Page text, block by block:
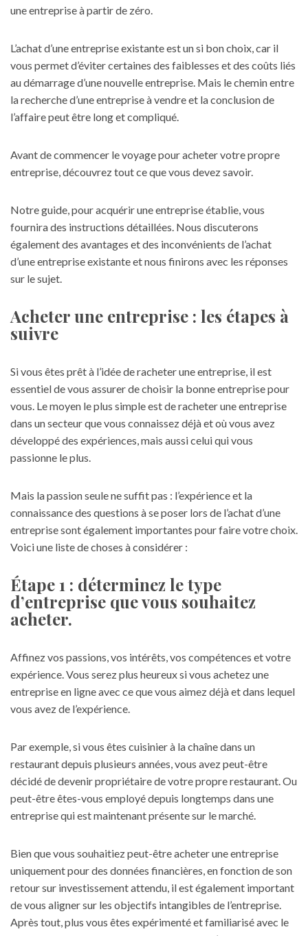
une entreprise à partir de zéro.
L’achat d’une entreprise existante est un si bon choix, car il
vous permet d’éviter certaines des faiblesses et des coûts liés
au démarrage d’une nouvelle entreprise. Mais le chemin entre
la recherche d’une entreprise à vendre et la conclusion de
l’affaire peut être long et compliqué.
Avant de commencer le voyage pour acheter votre propre
entreprise, découvrez tout ce que vous devez savoir.
Notre guide, pour acquérir une entreprise établie, vous
fournira des instructions détaillées. Nous discuterons
également des avantages et des inconvénients de l’achat
d’une entreprise existante et nous finirons avec les réponses
sur le sujet.
Acheter une entreprise : les étapes à
suivre
Si vous êtes prêt à l’idée de racheter une entreprise, il est
essentiel de vous assurer de choisir la bonne entreprise pour
vous. Le moyen le plus simple est de racheter une entreprise
dans un secteur que vous connaissez déjà et où vous avez
développé des expériences, mais aussi celui qui vous
passionne le plus.
Mais la passion seule ne suffit pas : l’expérience et la
connaissance des questions à se poser lors de l’achat d’une
entreprise sont également importantes pour faire votre choix.
Voici une liste de choses à considérer :
Étape 1 : déterminez le type
d’entreprise que vous souhaitez
acheter.
Affinez vos passions, vos intérêts, vos compétences et votre
expérience. Vous serez plus heureux si vous achetezune
entrepriseen ligne avec ce que vous aimez déjà et dans lequel
vous avez de l’expérience.
Par exemple, si vous êtes cuisinier à la chaîne dans un
restaurant depuis plusieurs années, vous avez peut-être
décidé de devenir propriétaire de votre propre restaurant. Ou
peut-être êtes-vous employé depuis longtemps dans une
entreprise qui est maintenant présente sur le marché.
Bien que vous souhaitiez peut-être acheter une entreprise
uniquement pour des données financières, en fonction de son
retour sur investissement attendu, il est également important
de vous aligner sur les objectifs intangibles de l’entreprise.
Après tout, plus vous êtes expérimenté et familiarisé avec le